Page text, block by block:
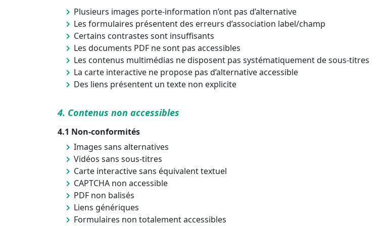
Plusieurs images porte‑information n’ont pas d’alternative
Les formulaires présentent des erreurs d’association label/champ
Certains contrastes sont insuffisants
Les documents PDF ne sont pas accessibles
Les contenus multimédias ne disposent pas systématiquement de sous‑titres
La carte interactive ne propose pas d’alternative accessible
Des liens présentent un texte non explicite
4. Contenus non accessibles
4.1 Non‑conformités
Images sans alternatives
Vidéos sans sous‑titres
Carte interactive sans équivalent textuel
CAPTCHA non accessible
PDF non balisés
Liens génériques
Formulaires non totalement accessibles